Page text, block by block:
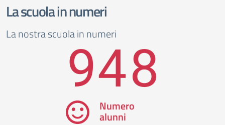
La scuola in numeri
La nostra scuola in numeri
948
Numero
alunni